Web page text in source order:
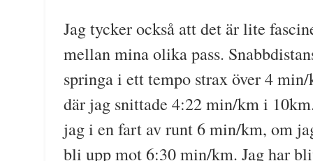
Jag tycker också att det är lite
mellan mina olika pass.
springa i ett tempo strax över 4
där jag snittade 4:22 min/km i
jag i en fart av runt 6 min/km, om
bli upp mot 6:30 min/km. Jag har